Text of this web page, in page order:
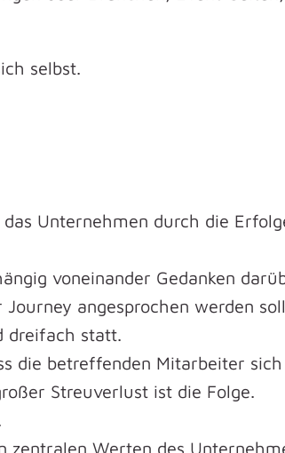
selbst.
Unternehmen durch die
voneinander Gedanken
angesprochen werden
dreifach statt.
die betreffenden Mitarbeiter
Streuverlust ist die Folge.
Werten des